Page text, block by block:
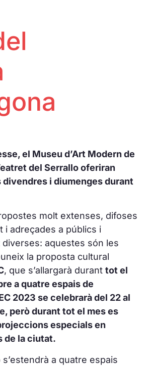
REC
el Museu d’Art Modern de
del Serrallo oferiran
i diumenges durant
molt extenses, difoses
i adreçades a públics i
aquestes són les
la proposta cultural
, que s’allargarà durant tot el
a quatre espais de
2023 se celebrarà del 22 al
però durant tot el mes es
especials en
de la ciutat.
a quatre espais